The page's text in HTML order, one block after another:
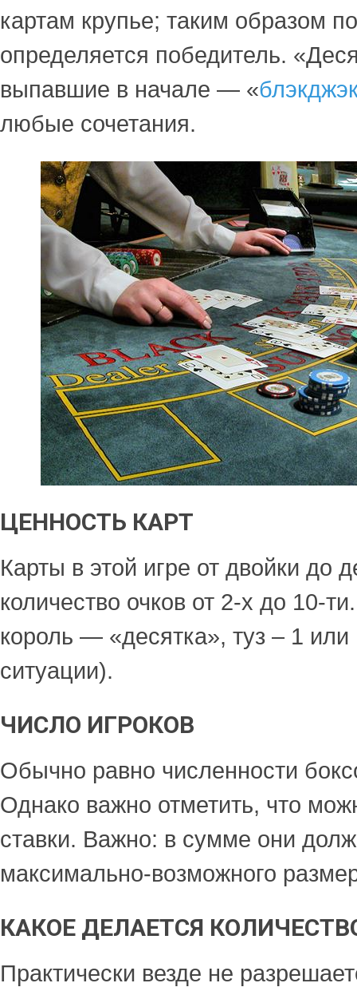
картам крупье; таким образом
определяется победитель.
выпавшие в начале — «
любые сочетания.
ЦЕННОСТЬ КАРТ
Карты в этой игре от двойки до
количество очков от 2-х до 10-
король — «десятка», туз – 1 или
ситуации).
ЧИСЛО ИГРОКОВ
Обычно равно численности
Однако важно отметить, что
ставки. Важно: в сумме они
максимально-возможного
КАКОЕ ДЕЛАЕТСЯ
Практически везде не